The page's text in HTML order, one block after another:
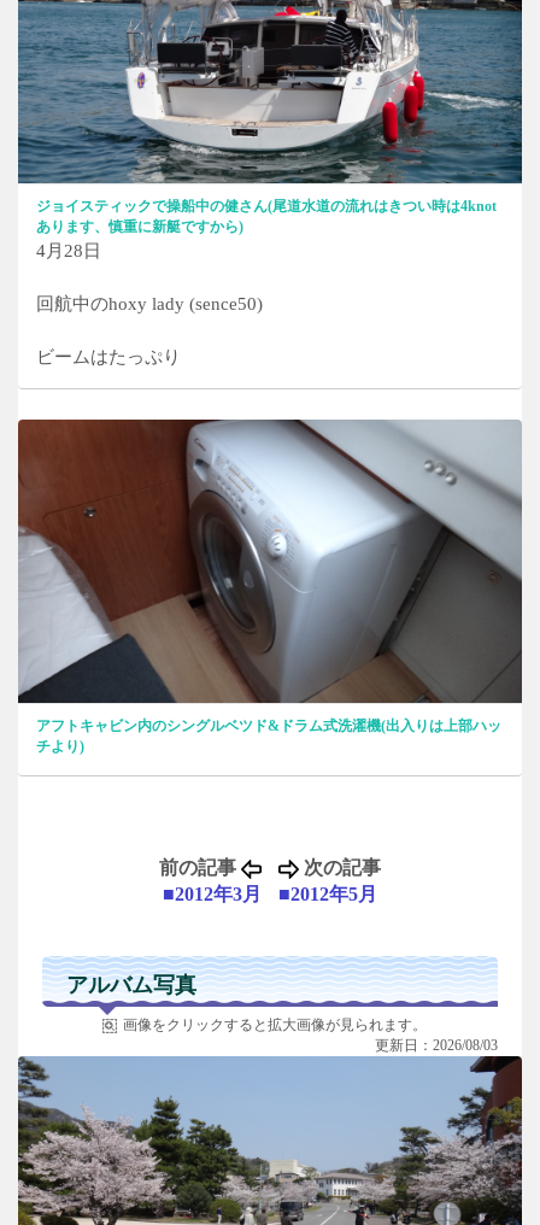
ジョイスティックで操船中の健さん(尾道水道の流れはきつい時は4knot
あります、慎重に新艇ですから)
4月28日
回航中のhoxy lady (sence50)
ビームはたっぷり
アフトキャビン内のシングルベツド&ドラム式洗濯機(出入りは上部ハッ
チより)
前の記事
■2012年3月
次の記事
■2012年5月
アルバム写真
画像をクリックすると拡大画像が見られます。
更新日：2026/08/03